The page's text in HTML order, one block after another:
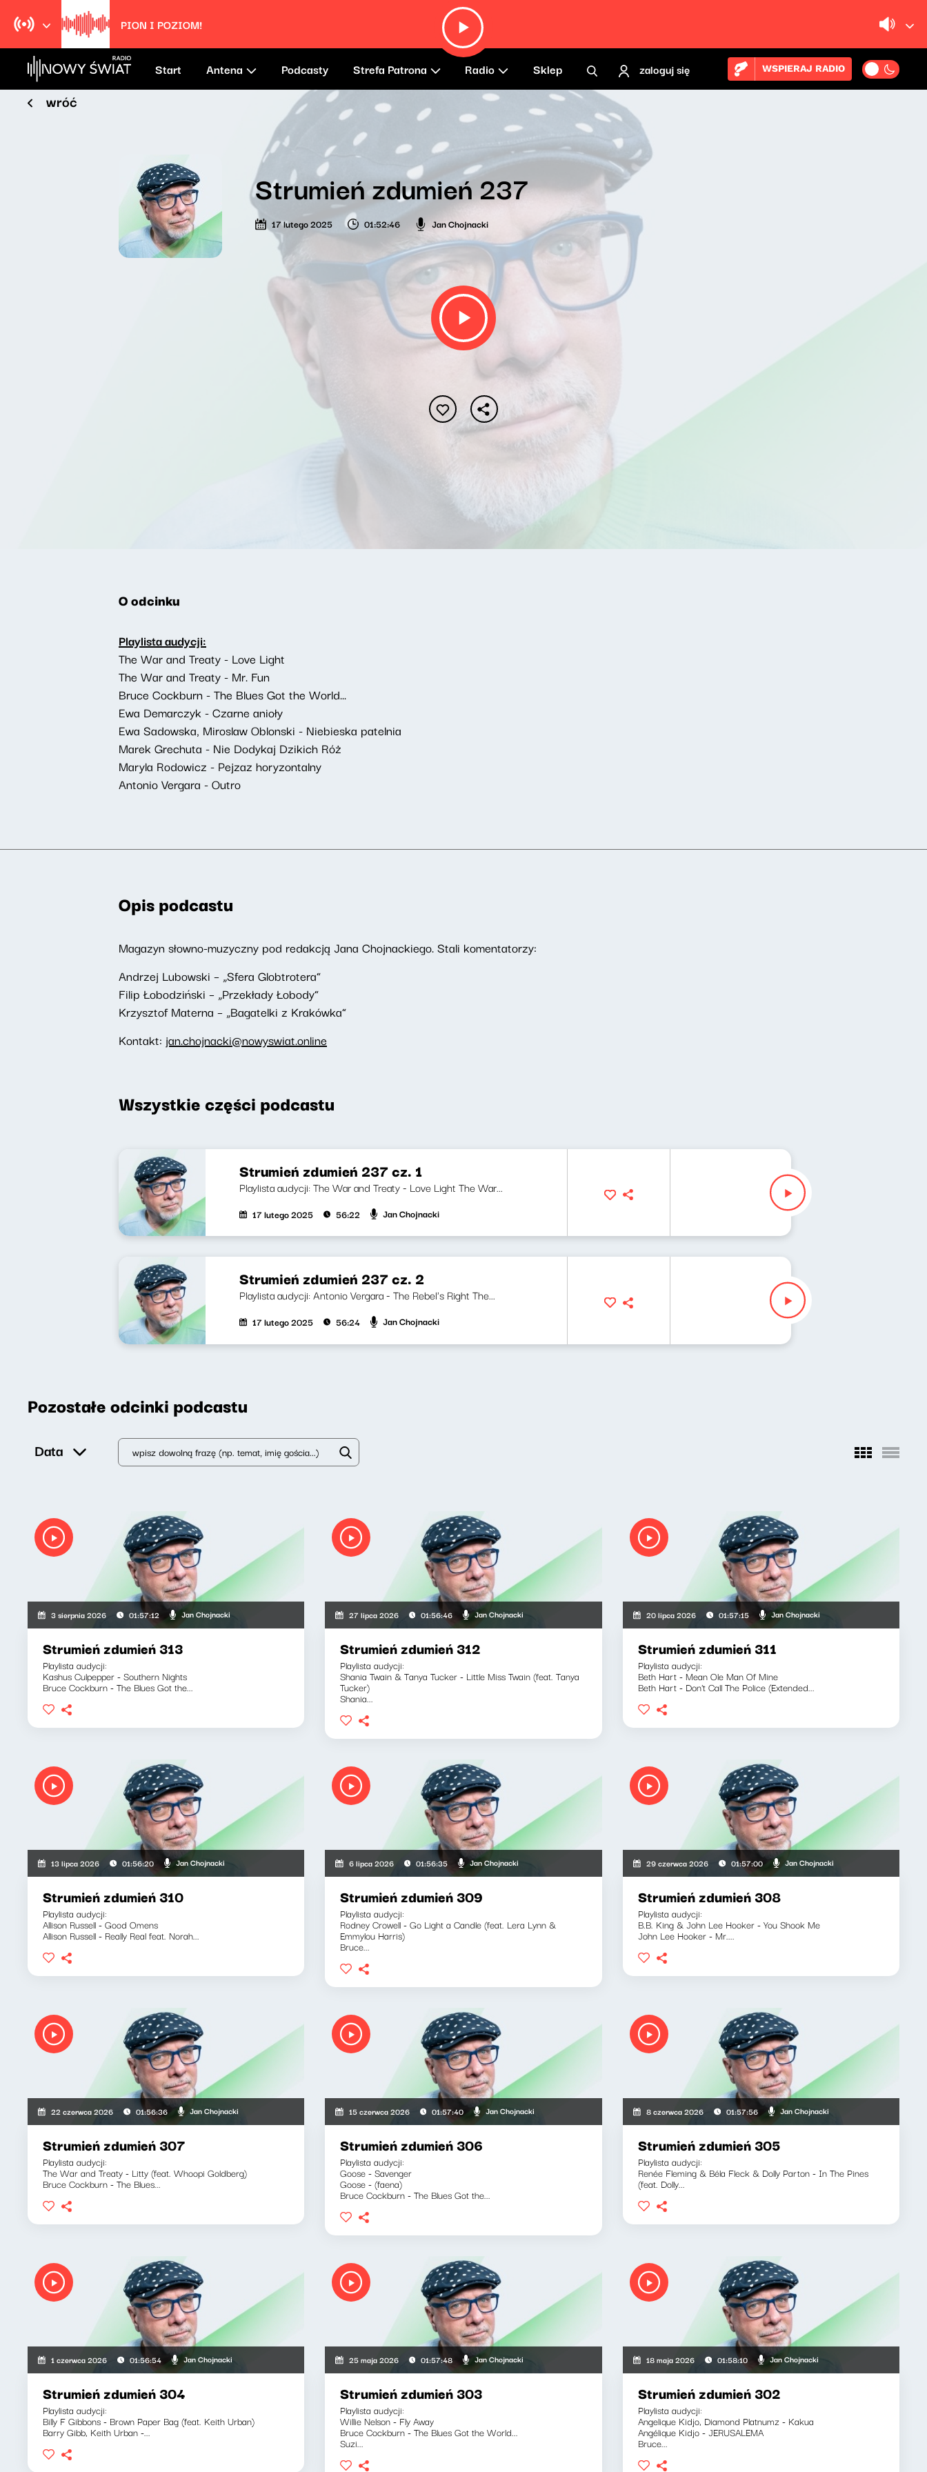
PION I POZIOM!
Start Antena Podcasty Strefa Patrona Radio Sklep zaloguj się WSPIERAJ RADIO
wróć
Strumień zdumień 237
17 lutego 2025 01:52:46 Jan Chojnacki
O odcinku
Playlista audycji:
The War and Treaty - Love Light
The War and Treaty - Mr. Fun
Bruce Cockburn - The Blues Got the World...
Ewa Demarczyk - Czarne anioły
Ewa Sadowska, Miroslaw Oblonski - Niebieska patelnia
Marek Grechuta - Nie Dodykaj Dzikich Róż
Maryla Rodowicz - Pejzaz horyzontalny
Antonio Vergara - Outro
Opis podcastu
Magazyn słowno-muzyczny pod redakcją Jana Chojnackiego. Stali komentatorzy:
Andrzej Lubowski – „Sfera Globtrotera”
Filip Łobodziński – „Przekłady Łobody”
Krzysztof Materna – „Bagatelki z Krakówka”
Kontakt: jan.chojnacki@nowyswiat.online
Wszystkie części podcastu
Strumień zdumień 237 cz. 1
Playlista audycji: The War and Treaty - Love Light The War...
17 lutego 2025 56:22 Jan Chojnacki
Strumień zdumień 237 cz. 2
Playlista audycji: Antonio Vergara - The Rebel's Right The...
17 lutego 2025 56:24 Jan Chojnacki
Pozostałe odcinki podcastu
Data
3 sierpnia 2026 01:57:12 Jan Chojnacki
Strumień zdumień 313
Playlista audycji:
Kashus Culpepper - Southern Nights
Bruce Cockburn - The Blues Got the...
27 lipca 2026 01:56:46 Jan Chojnacki
Strumień zdumień 312
Playlista audycji:
Shania Twain & Tanya Tucker - Little Miss Twain (feat. Tanya
Tucker)
Shania...
20 lipca 2026 01:57:15 Jan Chojnacki
Strumień zdumień 311
Playlista audycji:
Beth Hart - Mean Ole Man Of Mine
Beth Hart - Don't Call The Police (Extended...
13 lipca 2026 01:56:20 Jan Chojnacki
Strumień zdumień 310
Playlista audycji:
Allison Russell - Good Omens
Allison Russell - Really Real feat. Norah...
6 lipca 2026 01:56:35 Jan Chojnacki
Strumień zdumień 309
Playlista audycji:
Rodney Crowell - Go Light a Candle (feat. Lera Lynn &
Emmylou Harris)
Bruce...
29 czerwca 2026 01:57:00 Jan Chojnacki
Strumień zdumień 308
Playlista audycji:
B.B. King & John Lee Hooker - You Shook Me
John Lee Hooker - Mr....
22 czerwca 2026 01:56:36 Jan Chojnacki
Strumień zdumień 307
Playlista audycji:
The War and Treaty - Litty (feat. Whoopi Goldberg)
Bruce Cockburn - The Blues...
15 czerwca 2026 01:57:40 Jan Chojnacki
Strumień zdumień 306
Playlista audycji:
Goose - Savenger
Goose - (faena)
Bruce Cockburn - The Blues Got the...
8 czerwca 2026 01:57:56 Jan Chojnacki
Strumień zdumień 305
Playlista audycji:
Renée Fleming & Béla Fleck & Dolly Parton - In The Pines
(feat. Dolly...
1 czerwca 2026 01:56:54 Jan Chojnacki
Strumień zdumień 304
Playlista audycji:
Billy F Gibbons - Brown Paper Bag (feat. Keith Urban)
Barry Gibb, Keith Urban -...
25 maja 2026 01:57:48 Jan Chojnacki
Strumień zdumień 303
Playlista audycji:
Willie Nelson - Fly Away
Bruce Cockburn - The Blues Got the World...
Suzi...
18 maja 2026 01:58:10 Jan Chojnacki
Strumień zdumień 302
Playlista audycji:
Angelique Kidjo, Diamond Platnumz - Kakua
Angélique Kidjo - JERUSALEMA
Bruce...